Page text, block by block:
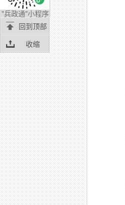
"兵政通"小程序
回到顶部
收缩